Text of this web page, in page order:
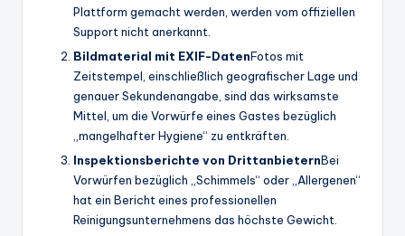
Plattform gemacht werden, werden vom offiziellen
Support nicht anerkannt.
Bildmaterial mit EXIF-DatenFotos mit
Zeitstempel, einschließlich geografischer Lage und
genauer Sekundenangabe, sind das wirksamste
Mittel, um die Vorwürfe eines Gastes bezüglich
„mangelhafter Hygiene“ zu entkräften.
Inspektionsberichte von DrittanbieternBei
Vorwürfen bezüglich „Schimmels“ oder „Allergenen“
hat ein Bericht eines professionellen
Reinigungsunternehmens das höchste Gewicht.